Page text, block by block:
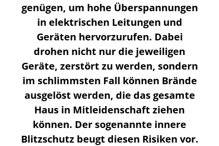
genügen, um hohe Überspannungen
in elektrischen Leitungen und
Geräten hervorzurufen. Dabei
drohen nicht nur die jeweiligen
Geräte, zerstört zu werden, sondern
im schlimmsten Fall können Brände
ausgelöst werden, die das gesamte
Haus in Mitleidenschaft ziehen
können. Der sogenannte innere
Blitzschutz beugt diesen Risiken vor.